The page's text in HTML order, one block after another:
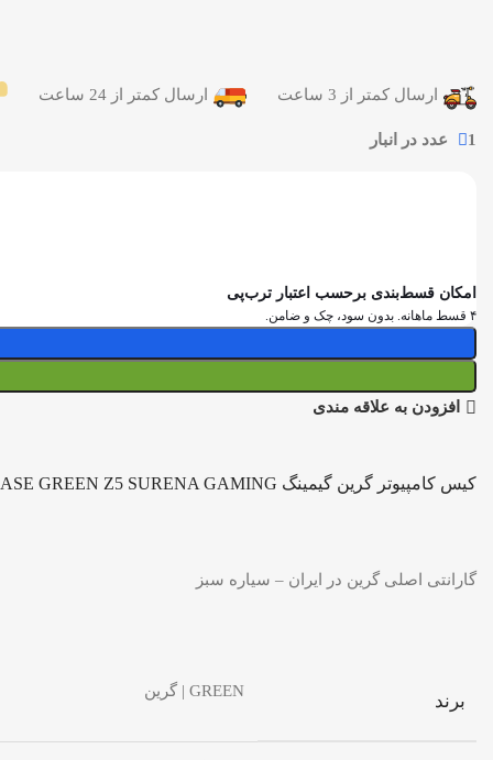
ارسال کمتر از 3 ساعت ارسال کمتر از 24 ساعت
1 عدد در انبار
امکان قسط‌بندی برحسب اعتبار ترب‌پی
۴ قسط ماهانه. بدون سود، چک و ضامن.
افزودن به علاقه مندی
کیس کامپیوتر گرین گیمینگ CASE GREEN Z5 SURENA GAMING
گارانتی اصلی گرین در ایران – سیاره سبز
برند GREEN | گرین